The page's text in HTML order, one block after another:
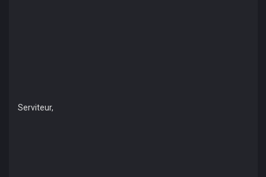
Serviteur,